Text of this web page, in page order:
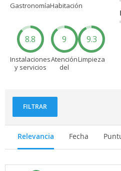
GastronomíaHabitación
8.8
Instalaciones
y servicios
9
Atención
del
9.3
Limpieza
FILTRAR
Relevancia Fecha